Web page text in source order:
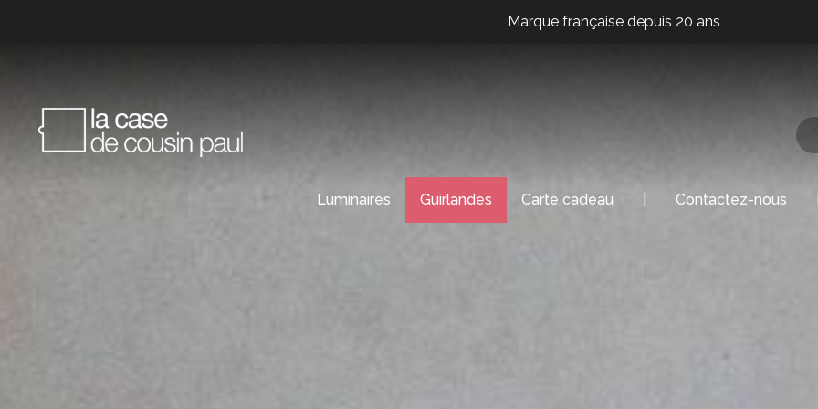
Marque française depuis 20 ans
Luminaires Guirlandes Carte cadeau Contactez-nous